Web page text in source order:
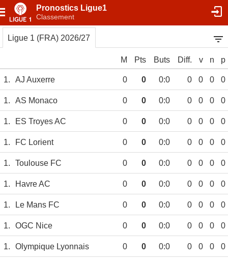
Pronostics Ligue1
Classement
Ligue 1 (FRA) 2026/27
M Pts Buts Diff. v n p
1. AJ Auxerre 0 0 0:0 0 0 0 0
1. AS Monaco 0 0 0:0 0 0 0 0
1. ES Troyes AC 0 0 0:0 0 0 0 0
1. FC Lorient 0 0 0:0 0 0 0 0
1. Toulouse FC 0 0 0:0 0 0 0 0
1. Havre AC 0 0 0:0 0 0 0 0
1. Le Mans FC 0 0 0:0 0 0 0 0
1. OGC Nice 0 0 0:0 0 0 0 0
1. Olympique Lyonnais 0 0 0:0 0 0 0 0